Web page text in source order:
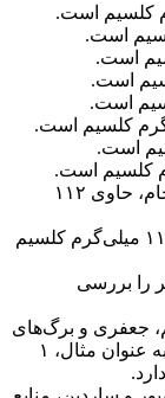
کلم بوک چوی خام: هر ۵۰ گرم کلم بوک چوی خام، حاوی ۱۱۲
کلم بروکلی: هر ۱۲۰ گرم کلم بروکلی، حاوی ۱۱۲ میلی‌گرم کلسیم
را بررسی
جعفری و برگ‌های
شبدر حاوی مقادیر قابل توجهی کلسیم هستند. به عنوان مثال، ۱